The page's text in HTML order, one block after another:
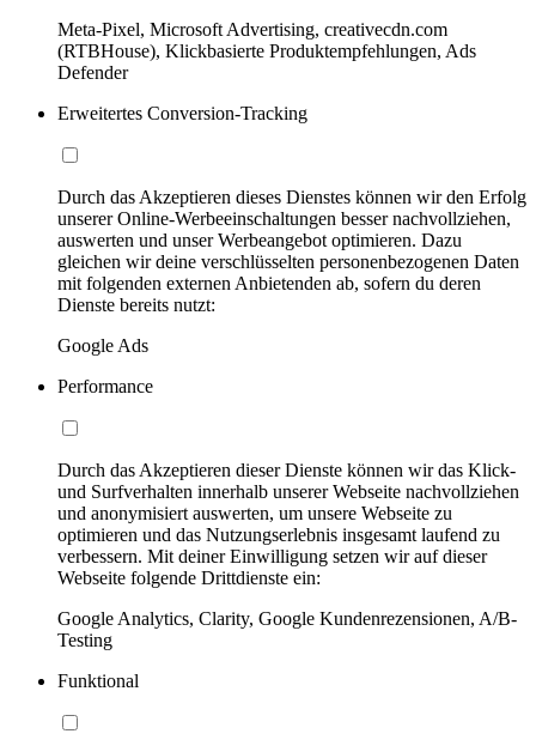
Meta-Pixel, Microsoft Advertising, creativecdn.com
(RTBHouse), Klickbasierte Produktempfehlungen, Ads
Defender
Erweitertes Conversion-Tracking
Durch das Akzeptieren dieses Dienstes können wir den Erfolg
unserer Online-Werbeeinschaltungen besser nachvollziehen,
auswerten und unser Werbeangebot optimieren. Dazu
gleichen wir deine verschlüsselten personenbezogenen Daten
mit folgenden externen Anbietenden ab, sofern du deren
Dienste bereits nutzt:
Google Ads
Performance
Durch das Akzeptieren dieser Dienste können wir das Klick-
und Surfverhalten innerhalb unserer Webseite nachvollziehen
und anonymisiert auswerten, um unsere Webseite zu
optimieren und das Nutzungserlebnis insgesamt laufend zu
verbessern. Mit deiner Einwilligung setzen wir auf dieser
Webseite folgende Drittdienste ein:
Google Analytics, Clarity, Google Kundenrezensionen, A/B-
Testing
Funktional